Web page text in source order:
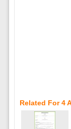
Related For 4